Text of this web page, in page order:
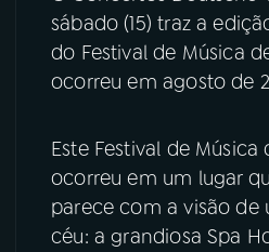
YouTube
TikTok
sábado (15) traz a
do Festival de Música
ocorreu em agosto de
Este Festival de Música
ocorreu em um lugar
parece com a visão de
céu: a grandiosa Spa